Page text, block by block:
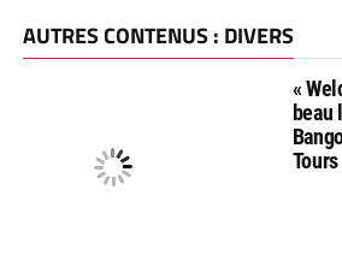
AUTRES CONTENUS : DIVERS
«
beau
Tours